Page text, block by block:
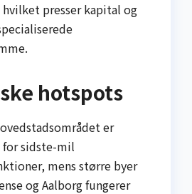
presser kapital og
hotspots
er
sidste-mil
mens større byer
og Aalborg fungerer